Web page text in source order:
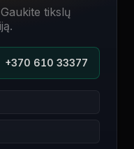
tikslų
+370 610 33377